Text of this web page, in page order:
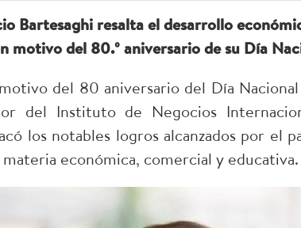
Bartesaghi resalta el desarrollo
motivo del 80.º aniversario de su Día
del 80 aniversario del Día
del Instituto de Negocios
los notables logros alcanzados por el
económica, comercial y educativa.